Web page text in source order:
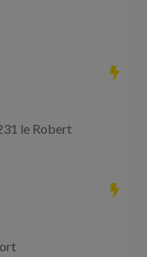
le Robert